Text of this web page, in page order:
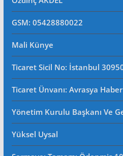
GSM: 05428880022
Mali Künye
Ticaret Sicil No: İstanbul
Ticaret Ünvanı: Avrasya
Yönetim Kurulu Başkanı Ve
Yüksel Uysal